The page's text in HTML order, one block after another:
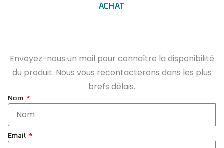
ACHAT
Envoyez-nous un mail pour connaître la disponibilité
du produit. Nous vous recontacterons dans les plus
brefs délais.
Nom
Email